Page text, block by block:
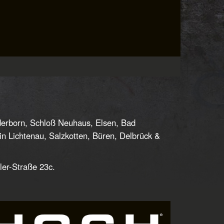
Schloß Neuhaus, Elsen, Bad
Lichtenau, Salzkotten, Büren, Delbrück &
Straße 23c.